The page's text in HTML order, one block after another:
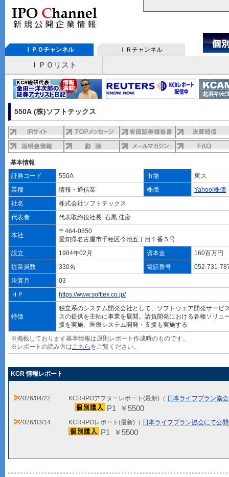
ＩＰＯチャンネル ＩＲチャンネル
ＩＰＯリスト
550A (株)ソフトテックス
基本情報
証券コード
550A 市場
東ス
業種
情報・通信業 株価
Yahoo!株価
社名
株式会社ソフトテックス
代表者
代表取締役社長 石黒 佳彦
本社
〒464-0850
愛知県名古屋市千種区今池五丁目１番５号
設立
1984年02月 資本金
160百万円
従業員数
330名 電話番号
052-731-
決算月
03
ＨＰ
https://www.softtex.co.jp/
特徴
独立系のシステム開発会社として、ソフトウェア開発サービ
スの提供を主軸に事業を展開。請負開発における各種ソリュ
援を実施。医療システム開発・支援も実施する
※掲載しております基本情報は原則レポート作成時のものです。
※レポートの読み方はこちら をご覧ください。
KCR 情報レポート
2026/04/22 KCR-IPOアフターレポート(最新)（ 日本ライフプラン協
P1 ￥5500
2026/03/14 KCR-IPOレポート(最新)（ 日本ライフプラン協会にて公
P1 ￥5500